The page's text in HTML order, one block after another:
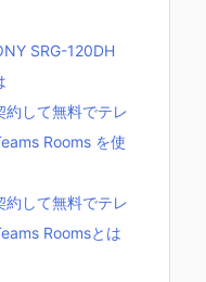
SRG-120DH
して無料でテレ
Rooms を使
して無料でテレ
Roomsとは